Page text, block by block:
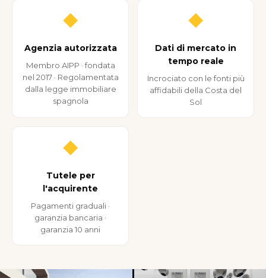
◆
Agenzia autorizzata
Membro AIPP · fondata
nel 2017 · Regolamentata
dalla legge immobiliare
spagnola
◆
Dati di mercato in
tempo reale
Incrociato con le fonti più
affidabili della Costa del
Sol
◆
Tutele per
l'acquirente
Pagamenti graduali ·
garanzia bancaria ·
garanzia 10 anni